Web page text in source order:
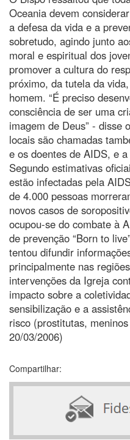
Oceania devem
a defesa da vida e a
sobretudo, agindo junto
moral e espiritual dos
promover a cultura do
próximo, da tutela da
homem. “É preciso
consciência de ser uma
imagem de Deus” - disse
locais são chamadas
e os doentes de AIDS, e
Segundo estimativas
estão infectadas pela
de 4.000 pessoas
novos casos de
ocupou-se do combate à
de prevenção “Born to
tentou difundir
principalmente nas
intervenções da Igreja
impacto sobre a
sensibilização e a
risco (prostitutas,
20/03/2006)
Compartilhar: